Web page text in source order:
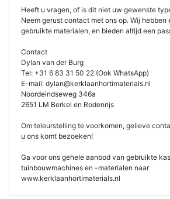
Heeft u vragen, of is dit niet uw gewenste
Neem gerust contact met ons op. Wij hebben
gebruikte materialen, en bieden altijd een
Contact
Dylan van der Burg
Tel: +31 6 83 31 50 22 (Ook WhatsApp)
E-mail: dylan@kerklaanhortimaterials.nl
Noordeindseweg 346a
2651 LM Berkel en Rodenrijs
Om teleurstelling te voorkomen, gelieve
u ons komt bezoeken!
Ga voor ons gehele aanbod van gebruikte
tuinbouwmachines en -materialen naar
www.kerklaanhortimaterials.nl